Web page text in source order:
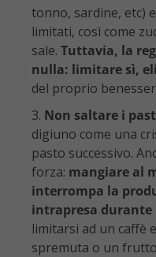
tonno, sardine, etc)
limitati, così come
sale. Tuttavia, la
nulla: limitare sì,
del proprio
Non saltare i
digiuno come una
pasto successivo.
forza: mangiare al
interrompa la
intrapresa
limitarsi ad un caffè
spremuta o un